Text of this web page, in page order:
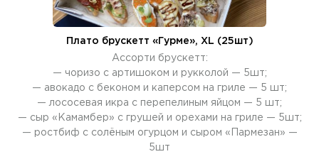
Плато брускетт «Гурме», XL (25шт)
Ассорти брускетт:
— чоризо с артишоком и рукколой — 5шт;
— авокадо с беконом и каперсом на гриле — 5 шт;
— лососевая икра с перепелиным яйцом — 5 шт;
— сыр «Камамбер» с грушей и орехами на гриле — 5шт;
— ростбиф с солёным огурцом и сыром «Пармезан» —
5шт